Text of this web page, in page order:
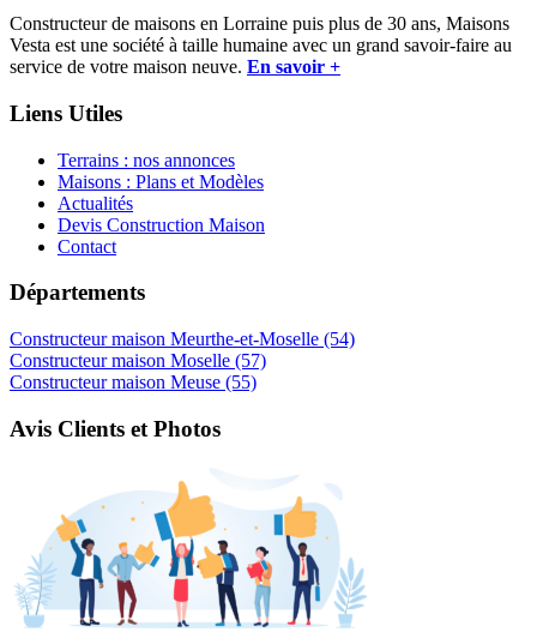
Constructeur de maisons en Lorraine puis plus de 30 ans, Maisons
Vesta est une société à taille humaine avec un grand savoir-faire au
service de votre maison neuve. En savoir +
Liens Utiles
Terrains : nos annonces
Maisons : Plans et Modèles
Actualités
Devis Construction Maison
Contact
Départements
Constructeur maison Meurthe-et-Moselle (54)
Constructeur maison Moselle (57)
Constructeur maison Meuse (55)
Avis Clients et Photos